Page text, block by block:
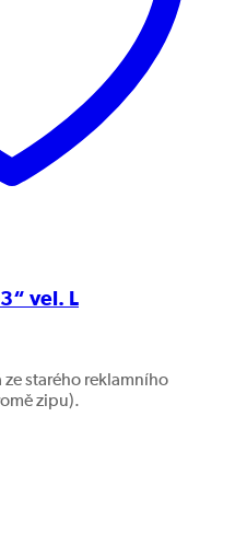
vel. L
starého reklamního
zipu).